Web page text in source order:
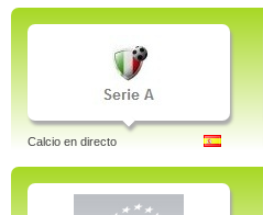
Calcio en directo